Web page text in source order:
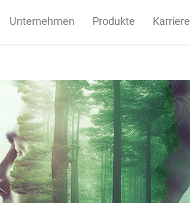
Unternehmen Produkte Karriere